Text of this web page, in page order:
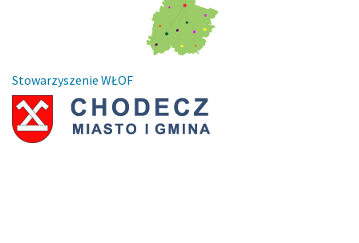
Stowarzyszenie WŁOF